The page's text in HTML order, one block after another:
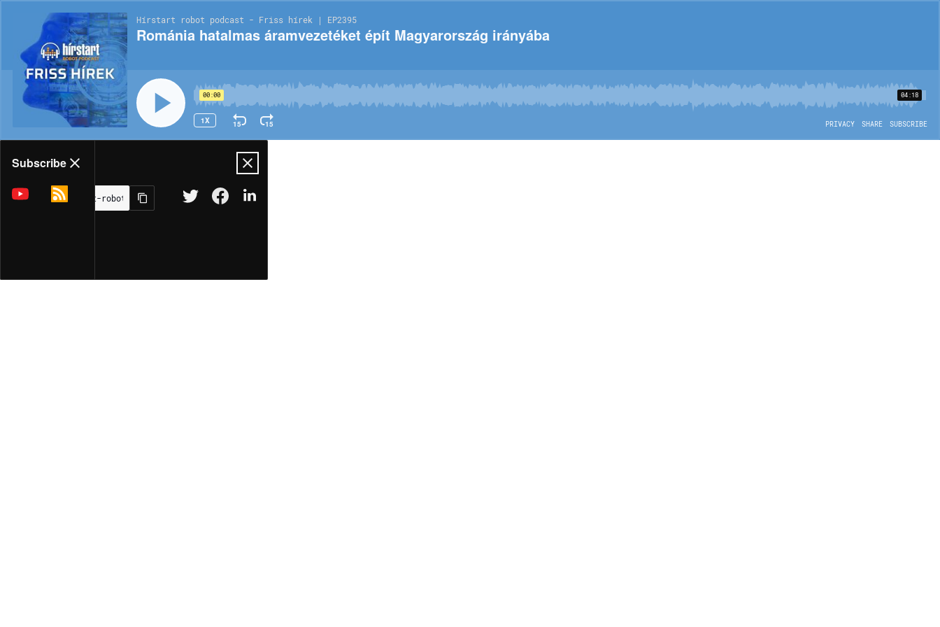
Hírstart robot podcast - Friss hírek | EP2395
Románia hatalmas áramvezetéket épít Magyarország irányába
00:00 04:18
1X 15 15 PRIVACY SHARE SUBSCRIBE
Share
Subscribe